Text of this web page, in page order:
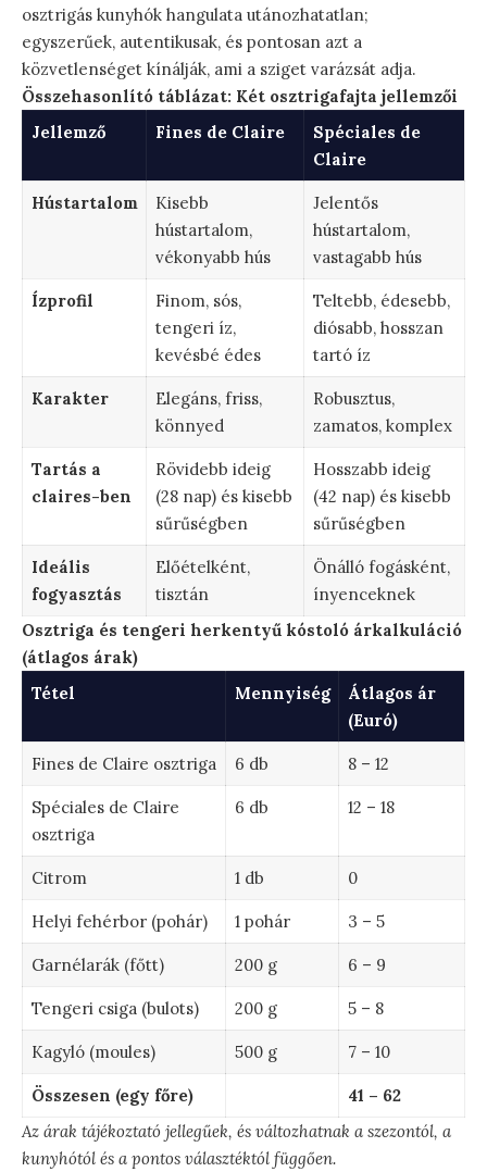
osztrigás kunyhók hangulata utánozhatatlan;
egyszerűek, autentikusak, és pontosan azt a
közvetlenséget kínálják, ami a sziget varázsát adja.
Összehasonlító táblázat: Két osztrigafajta jellemzői
Jellemző
Fines de Claire
Spéciales de
Claire
Hústartalom
Kisebb
hústartalom,
vékonyabb hús
Jelentős
hústartalom,
vastagabb hús
Ízprofil
Finom, sós,
tengeri íz,
kevésbé édes
Teltebb, édesebb,
diósabb, hosszan
tartó íz
Karakter
Elegáns, friss,
könnyed
Robusztus,
zamatos, komplex
Tartás a
claires-ben
Rövidebb ideig
(28 nap) és kisebb
sűrűségben
Hosszabb ideig
(42 nap) és kisebb
sűrűségben
Ideális
fogyasztás
Előételként,
tisztán
Önálló fogásként,
ínyenceknek
Osztriga és tengeri herkentyű kóstoló árkalkuláció
(átlagos árak)
Tétel
Mennyiség
Átlagos ár
(Euró)
Fines de Claire osztriga 6 db 8 – 12
Spéciales de Claire
osztriga
6 db 12 – 18
Citrom 1 db 0
Helyi fehérbor (pohár) 1 pohár 3 – 5
Garnélarák (főtt) 200 g 6 – 9
Tengeri csiga (bulots) 200 g 5 – 8
Kagyló (moules) 500 g 7 – 10
Összesen (egy főre)
41 – 62
Az árak tájékoztató jellegűek, és változhatnak a szezontól, a
kunyhótól és a pontos választéktól függően.